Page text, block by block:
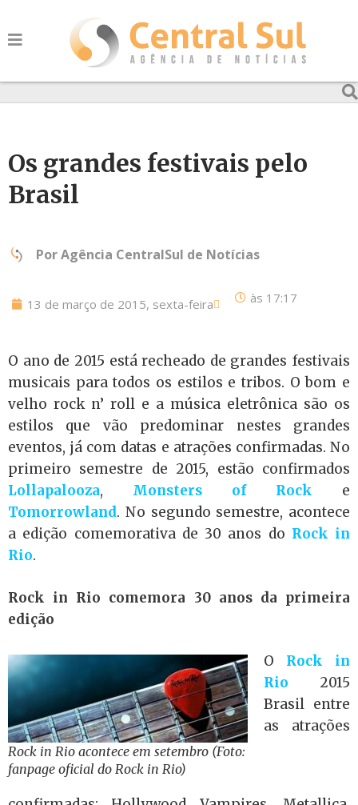
Os grandes festivais pelo
Brasil
PorAgência CentralSul de Notícias
13 de março de 2015, sexta-feira às 17:17
O ano de 2015 está recheado de grandes festivais
musicais para todos os estilos e tribos. O bom e
velho rock n’ roll e a música eletrônica são os
estilos que vão predominar nestes grandes
eventos, já com datas e atrações confirmadas. No
primeiro semestre de 2015, estão confirmados
Lollapalooza, Monsters of Rock e
Tomorrowland. No segundo semestre, acontece
a edição comemorativa de 30 anos do Rock in
Rio.
Rock in Rio comemora 30 anos da primeira
edição
Rock in Rio acontece em setembro (Foto:
fanpage oficial do Rock in Rio)
O Rock in
Rio 2015
Brasil entre
as atrações